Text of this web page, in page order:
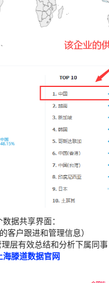
据共享界面：
客户跟进和管理信息）
层有效总结和分析下属同事
海滕道数据官网